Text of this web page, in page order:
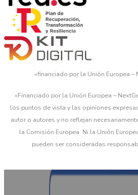
«financiado por la Unión Europea –
«Financiado por la Unión Europea –
los puntos de vista y las opiniones
autor o autores y no reflejan
la Comisión Europea. Ni la Unión
pueden ser consideradas